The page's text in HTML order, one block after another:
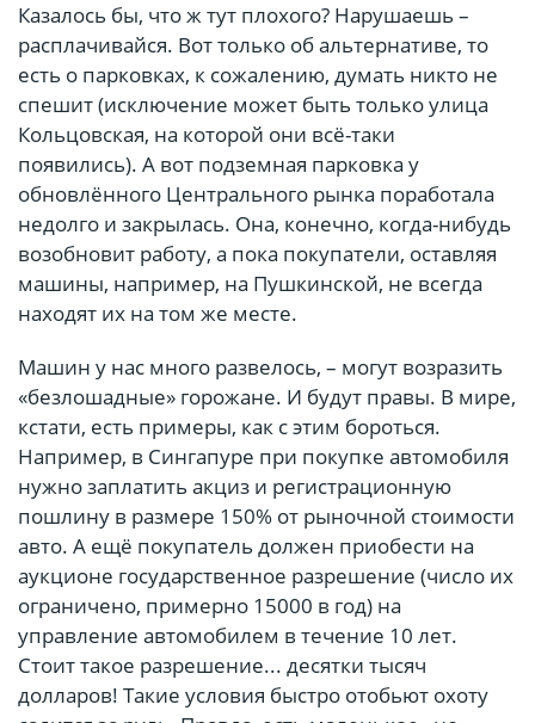
Казалось бы, что ж тут плохого? Нарушаешь –
расплачивайся. Вот только об альтернативе, то
есть о парковках, к сожалению, думать никто не
спешит (исключение может быть только улица
Кольцовская, на которой они всё-таки
появились). А вот подземная парковка у
обновлённого Центрального рынка поработала
недолго и закрылась. Она, конечно, когда-нибудь
возобновит работу, а пока покупатели, оставляя
машины, например, на Пушкинской, не всегда
находят их на том же месте.
Машин у нас много развелось, – могут возразить
«безлошадные» горожане. И будут правы. В мире,
кстати, есть примеры, как с этим бороться.
Например, в Сингапуре при покупке автомобиля
нужно заплатить акциз и регистрационную
пошлину в размере 150% от рыночной стоимости
авто. А ещё покупатель должен приобести на
аукционе государственное разрешение (число их
ограничено, примерно 15000 в год) на
управление автомобилем в течение 10 лет.
Стоит такое разрешение... десятки тысяч
долларов! Такие условия быстро отобьют охоту